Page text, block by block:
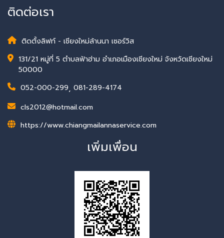
ติดต่อเรา
ติดตั้งลิฟท์ - เชียงใหม่ล้านนา เซอร์วิส
131/21 หมู่ที่ 5 ตำบลฟ้าฮ่าม อำเภอเมืองเชียงใหม่ จังหวัดเชียงใหม่
50000
052-000-299, 081-289-4174
cls2012@hotmail.com
https://www.chiangmailannaservice.com
เพิ่มเพื่อน